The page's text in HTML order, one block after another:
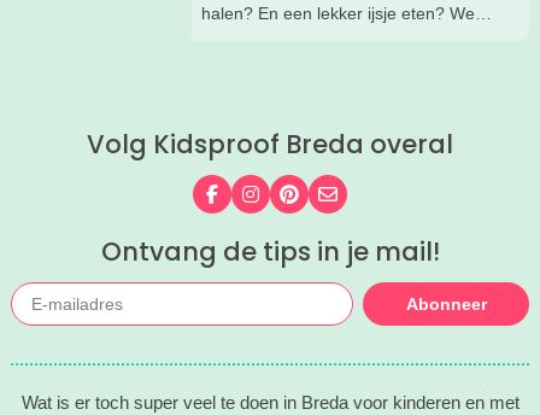
halen? En een lekker ijsje eten? We
Volg Kidsproof Breda overal
Volg ons op Facebook
Volg ons op Instagram
Volg ons op Pinterest
Mail ons
Ontvang de tips in je mail!
Abonneer
Wat is er toch super veel te doen in Breda voor kinderen en met